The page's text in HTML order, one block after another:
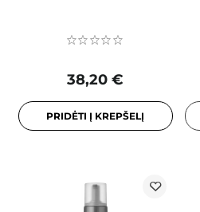
38,20 €
PRIDĖTI Į KREPŠELĮ